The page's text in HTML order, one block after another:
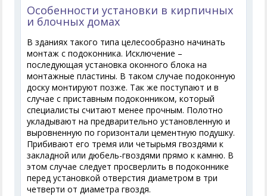
Особенности установки в кирпичных
и блочных домах
В зданиях такого типа целесообразно начинать
монтаж с подоконника. Исключение –
последующая установка оконного блока на
монтажные пластины. В таком случае подоконную
доску монтируют позже. Так же поступают и в
случае с приставным подоконником, который
специалисты считают менее прочным. Полотно
укладывают на предварительно установленную и
выровненную по горизонтали цементную подушку.
Прибивают его тремя или четырьмя гвоздями к
закладной или дюбель-гвоздями прямо к камню. В
этом случае следует просверлить в подоконнике
перед установкой отверстия диаметром в три
четверти от диаметра гвоздя.